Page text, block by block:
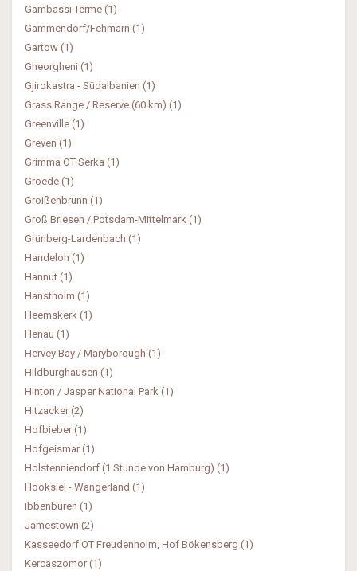
Gambassi Terme (1)
Gammendorf/Fehmarn (1)
Gartow (1)
Gheorgheni (1)
Gjirokastra - Südalbanien (1)
Grass Range / Reserve (60 km) (1)
Greenville (1)
Greven (1)
Grimma OT Serka (1)
Groede (1)
Groißenbrunn (1)
Groß Briesen / Potsdam-Mittelmark (1)
Grünberg-Lardenbach (1)
Handeloh (1)
Hannut (1)
Hanstholm (1)
Heemskerk (1)
Henau (1)
Hervey Bay / Maryborough (1)
Hildburghausen (1)
Hinton / Jasper National Park (1)
Hitzacker (2)
Hofbieber (1)
Hofgeismar (1)
Holstenniendorf (1 Stunde von Hamburg) (1)
Hooksiel - Wangerland (1)
Ibbenbüren (1)
Jamestown (2)
Kasseedorf OT Freudenholm, Hof Bökensberg (1)
Kercaszomor (1)